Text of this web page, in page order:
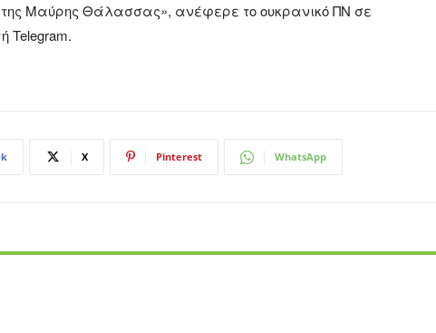
της Μαύρης Θάλασσας», ανέφερε το ουκρανικό ΠΝ σε
Telegram.
X Pinterest WhatsApp